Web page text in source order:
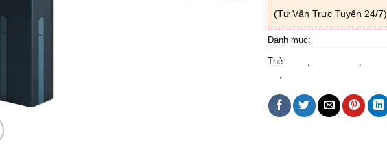
(Tư Vấn Trực Tuyến 24/7)
Danh mục:
Thẻ: , ,
,